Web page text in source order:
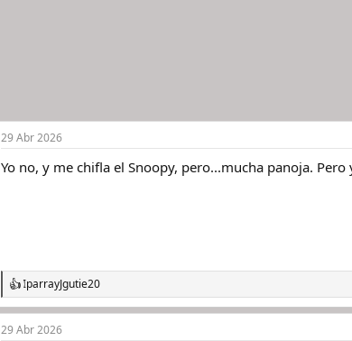
29 Abr 2026
Yo no, y me chifla el Snoopy, pero...mucha panoja.
R
e
a
c
IparrayJgutie20
29 Abr 2026